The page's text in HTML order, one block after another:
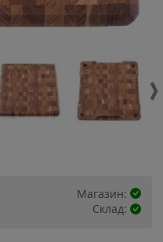
Магазин:
Склад: